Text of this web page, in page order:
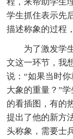
学生抓住表示
描述称象的过程
为了激发学
文这一环节，我
说：“如果当时
大象的重量？”
的看插图，有的
提出了他的新方
头称象，需要士